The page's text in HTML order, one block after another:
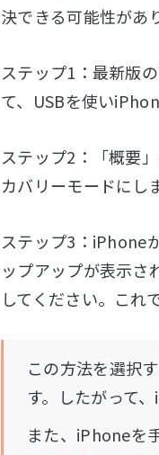
決できる可能性があ
ステップ1：最新版
て、USBを使い
ステップ2：「概要
カバリーモードにし
ステップ3：iPhone
ップアップが表示さ
してください。これ
この方法を選択
す。したがって
また、iPhoneを